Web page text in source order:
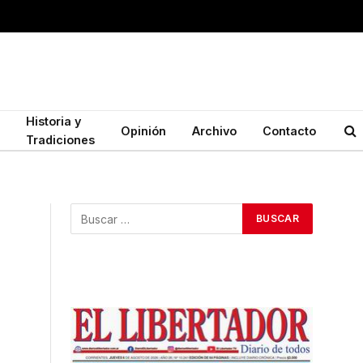
Historia y
Tradiciones
Opinión Archivo Contacto